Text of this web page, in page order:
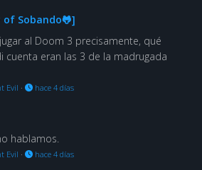
of Sobando🐸]
al Doom 3 precisamente, qué
cuenta eran las 3 de la madrugada
Evil · hace 4 días
hablamos.
Evil · hace 4 días